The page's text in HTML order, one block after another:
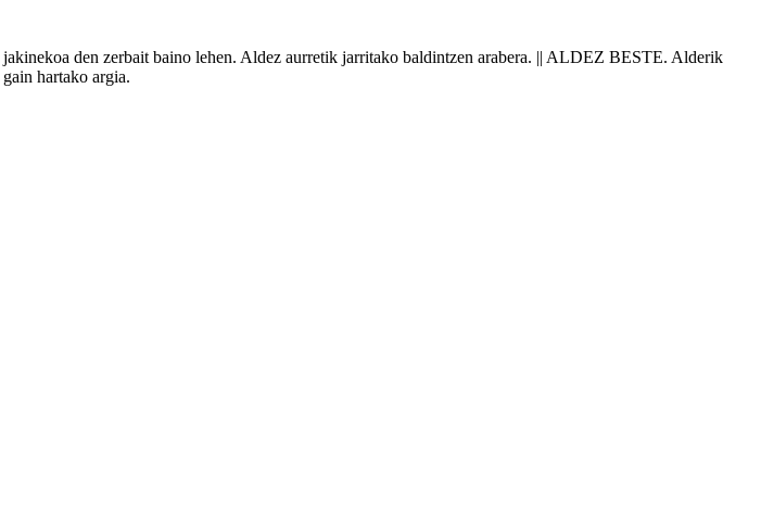
jakinekoa den zerbait baino lehen. Aldez aurretik jarritako baldintzen arabera. || ALDEZ BESTE. Alderik
gain hartako argia.